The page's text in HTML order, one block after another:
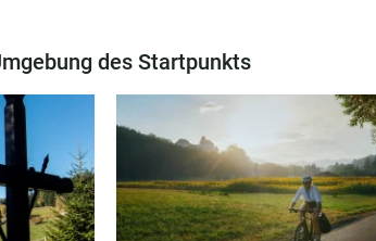
des Startpunkts